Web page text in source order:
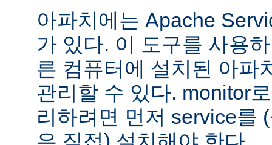
아파치에는 Apache
가 있다. 이 도구를 사용
른 컴퓨터에 설치된 아파
관리할 수 있다. monitor
리하려면 먼저 service를